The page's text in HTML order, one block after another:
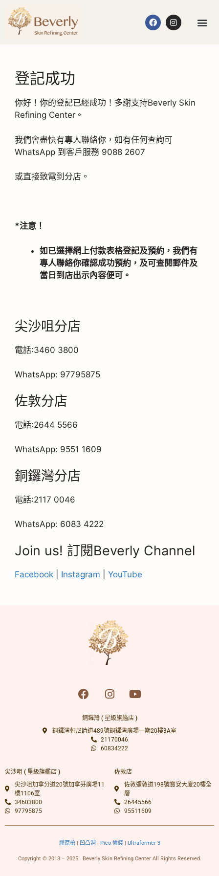
登記成功
你好！你的登記已經成功！多謝支持Beverly Skin
Refining Center。
我們會盡快有專人聯絡你，如有任何查詢可
WhatsApp 到客戶服務 9088 2607
或直接致電到分店。
*注意！
如已選擇網上付款表格登記及預約，我們有
專人聯絡你確認成功預約，及可查閱郵件及
當日到店出示內容便可。
尖沙咀分店
電話:3460 3800
WhatsApp: 97795875
佐敦分店
電話:2644 5566
WhatsApp: 9551 1609
銅鑼灣分店
電話:2117 0046
WhatsApp: 6083 4222
Join us! ​訂閱Beverly Channel
Facebook Instagram YouTube
銅鑼灣 ( 星級旗艦店 )
銅鑼灣軒尼詩道489號銅鑼灣廣場一期20樓3A室
21170046
60834222
尖沙咀 ( 星級旗艦店 )
尖沙咀加拿分道20號加拿芬廣場11
樓1106室
34603800
97795875
佐敦店
佐敦彌敦道198號寶安大廈20樓全
層
26445566
95511609
膠原槍| 凹凸洞 | Pico 價錢| Ultraformer 3
Copyright © 2013 – 2025. Beverly Skin Refining Center All Rights Reserved.